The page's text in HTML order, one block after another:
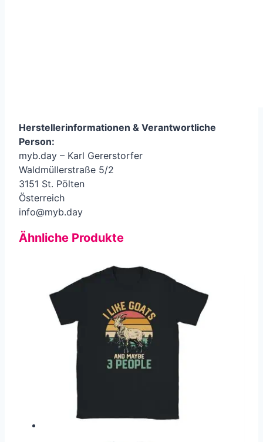
Herstellerinformationen & Verantwortliche
Person:
myb.day – Karl Gererstorfer
Waldmüllerstraße 5/2
3151 St. Pölten
Österreich
info@myb.day
Ähnliche Produkte